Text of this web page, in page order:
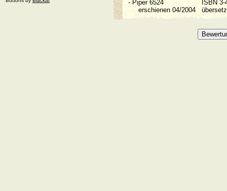
- Piper 6524
ISBN
erschienen 04/2004